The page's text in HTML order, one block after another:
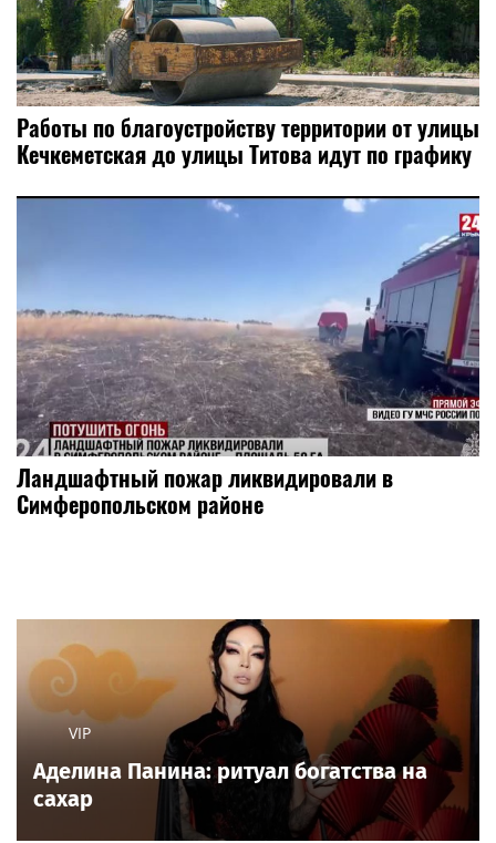
Работы по благоустройству территории от улицы
Кечкеметская до улицы Титова идут по графику
Ландшафтный пожар ликвидировали в
Симферопольском районе
VIP
Аделина Панина: ритуал богатства на
сахар